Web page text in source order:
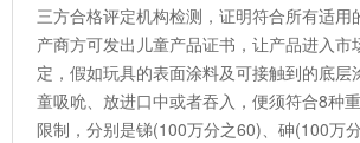
三方合格评定机构检测，证明符合所有适用
产商方可发出儿童产品证书，让产品进入市
定，假如玩具的表面涂料及可接触到的底层
童吸吮、放进口中或者吞入，便须符合8种
限制，分别是锑(100万分之60)、砷(100万